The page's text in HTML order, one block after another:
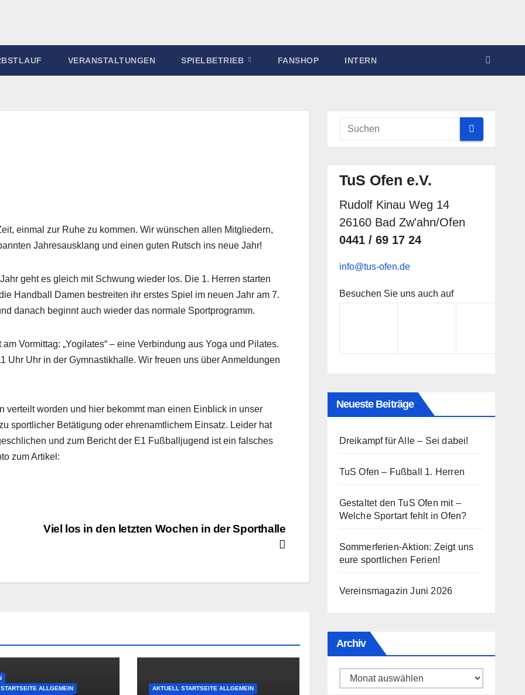
VERANSTALTUNGEN SPIELBETRIEB FANSHOP INTERN
einmal zur Ruhe zu kommen. Wir wünschen allen Mitgliedern,
Jahresausklang und einen guten Rutsch ins neue Jahr!
geht es gleich mit Schwung wieder los. Die 1. Herren starten
Handball Damen bestreiten ihr erstes Spiel im neuen Jahr am 7.
danach beginnt auch wieder das normale Sportprogramm.
Vormittag: „Yogilates“ – eine Verbindung aus Yoga und Pilates.
Uhr Uhr in der Gymnastikhalle. Wir freuen uns über Anmeldungen
verteilt worden und hier bekommt man einen Einblick in unser
sportlicher Betätigung oder ehrenamtlichem Einsatz. Leider hat
und zum Bericht der E1 Fußballjugend ist ein falsches
zum Artikel:
Viel los in den letzten Wochen in der Sporthalle
ALLGEMEIN
AKTUELL STARTSEITE ALLGEMEIN
TuS Ofen e.V.
Rudolf Kinau Weg 14
26160 Bad Zw'ahn/Ofen
0441 / 69 17 24
info@tus-ofen.de
Besuchen Sie uns auch auf
Neueste Beiträge
Dreikampf für Alle – Sei dabei!
TuS Ofen – Fußball 1. Herren
Gestaltet den TuS Ofen mit –
Welche Sportart fehlt in Ofen?
Sommerferien-Aktion: Zeigt uns
eure sportlichen Ferien!
Vereinsmagazin Juni 2026
Archiv
Archiv